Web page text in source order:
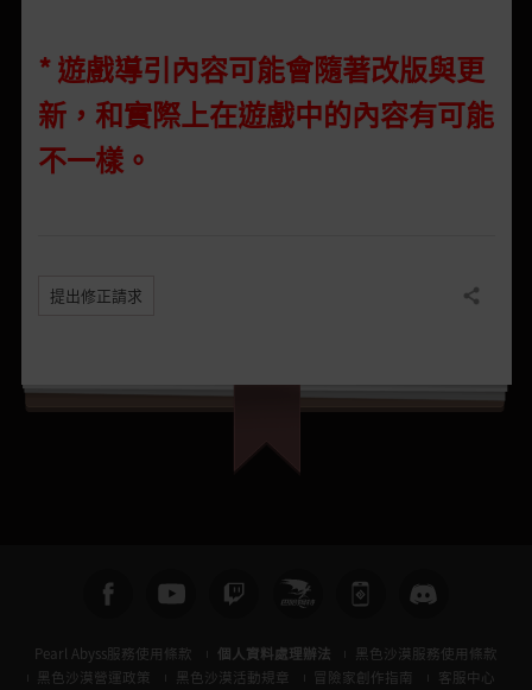
* 遊戲導引內容可能會隨著改版與更
新，和實際上在遊戲中的內容有可能
不一樣。
提出修正請求 分享
Pearl Abyss服務使用條款 個人資料處理辦法
黑色沙漠服務使用條款
黑色沙漠營運政策
黑色沙漠活動規章 冒險家創作指南
客服中心